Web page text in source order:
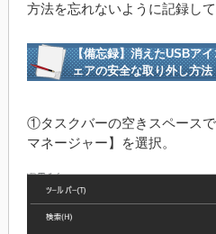
方法を忘れないように記録して
【備忘録】消えたUSBア
ェアの安全な取り外し方法
①タスクバーの空きスペース
マネージャー】を選択。